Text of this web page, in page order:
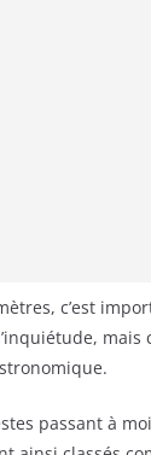
c’est
mais
passant à